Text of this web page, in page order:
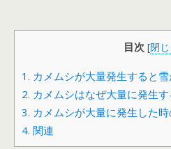
目次 [閉
1. カメムシが大量発生すると
2. カメムシはなぜ大量に発生す
3. カメムシが大量に発生した
4. 関連